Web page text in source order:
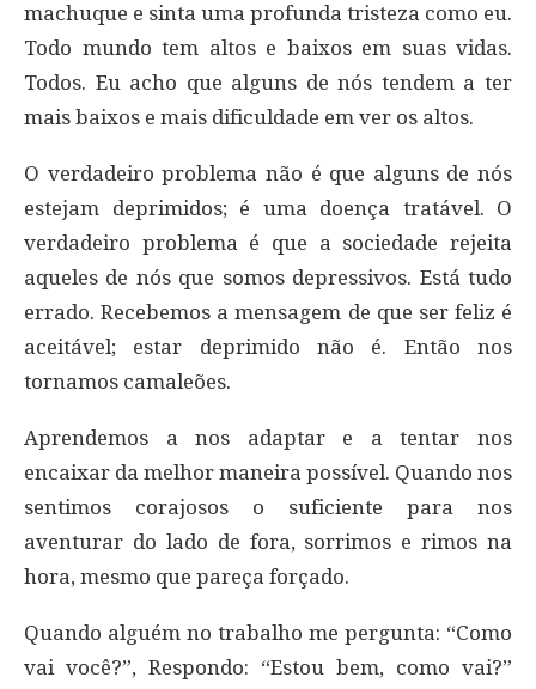
machuque e sinta uma profunda tristeza como eu.
Todo mundo tem altos e baixos em suas vidas.
Todos. Eu acho que alguns de nós tendem a ter
mais baixos e mais dificuldade em ver os altos.
O verdadeiro problema não é que alguns de nós
estejam deprimidos; é uma doença tratável. O
verdadeiro problema é que a sociedade rejeita
aqueles de nós que somos depressivos. Está tudo
errado. Recebemos a mensagem de que ser feliz é
aceitável; estar deprimido não é. Então nos
tornamos camaleões.
Aprendemos a nos adaptar e a tentar nos
encaixar da melhor maneira possível. Quando nos
sentimos corajosos o suficiente para nos
aventurar do lado de fora, sorrimos e rimos na
hora, mesmo que pareça forçado.
Quando alguém no trabalho me pergunta: “Como
vai você?”, Respondo: “Estou bem, como vai?”